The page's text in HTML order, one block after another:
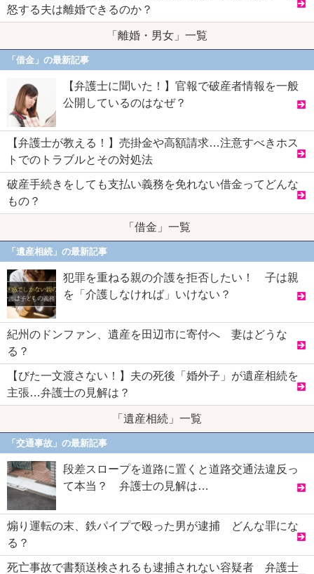
怒する夫は離婚できるのか？
「離婚・男女」一覧
「借金」の最新記事
【弁護士に聞いた！】官報で破産者情報を一般
公開しているのはなぜ？
【弁護士が教える！】売掛金や高額請求…注意すべきホス
トでのトラブルとその対処法
破産手続きをしても支払い義務を免れない借金ってどんな
もの？
「借金」一覧
「遺産相続」の最新記事
犯罪を重ねる親の介護を拒否したい！ 子は親
を「介護しなければ」いけない？
紀州のドンファン、遺産を田辺市に寄付へ 妻はどうな
る？
【びた一文渡さない！】夫の死後「婚外子」が遺産相続を
主張…弁護士の見解は？
「遺産相続」一覧
「交通事故」の最新記事
段差スロープを道路に置くと道路交通法違反っ
て本当？ 弁護士の見解は…
煽り運転の末、鉄パイプで殴った男が逮捕 どんな罪にな
る？
死亡事故で書類送検されるも逮捕されない容疑者 弁護士